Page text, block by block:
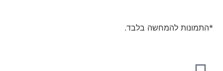
*התמונות להמחשה בלבד.